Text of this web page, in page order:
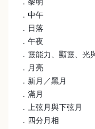
．黎明
．中午
．日落
．午夜
．靈能力、顯靈、光
．月亮
．新月／黑月
．滿月
．上弦月與下弦月
．四分月相